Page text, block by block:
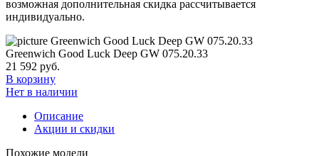
возможная дополнительная скидка рассчитывается
индивидуально.
Greenwich Good Luck Deep GW 075.20.33
21 592 руб.
В корзину
Нет в наличии
Описание
Акции и скидки
Похожие модели